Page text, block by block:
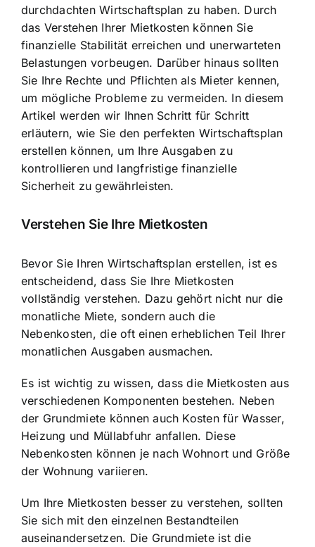
durchdachten Wirtschaftsplan zu haben. Durch
das Verstehen Ihrer Mietkosten können Sie
finanzielle Stabilität erreichen und unerwarteten
Belastungen vorbeugen. Darüber hinaus sollten
Sie Ihre Rechte und Pflichten als Mieter kennen,
um mögliche Probleme zu vermeiden. In diesem
Artikel werden wir Ihnen Schritt für Schritt
erläutern, wie Sie den perfekten Wirtschaftsplan
erstellen können, um Ihre Ausgaben zu
kontrollieren und langfristige finanzielle
Sicherheit zu gewährleisten.
Verstehen Sie Ihre Mietkosten
Bevor Sie Ihren Wirtschaftsplan erstellen, ist es
entscheidend, dass Sie Ihre Mietkosten
vollständig verstehen. Dazu gehört nicht nur die
monatliche Miete, sondern auch die
Nebenkosten, die oft einen erheblichen Teil Ihrer
monatlichen Ausgaben ausmachen.
Es ist wichtig zu wissen, dass die Mietkosten aus
verschiedenen Komponenten bestehen. Neben
der Grundmiete können auch Kosten für Wasser,
Heizung und Müllabfuhr anfallen. Diese
Nebenkosten können je nach Wohnort und Größe
der Wohnung variieren.
Um Ihre Mietkosten besser zu verstehen, sollten
Sie sich mit den einzelnen Bestandteilen
auseinandersetzen. Die Grundmiete ist die